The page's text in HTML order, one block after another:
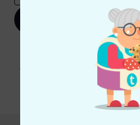
Jetzt
Mit Klick auf „Jetzt anmelden“
Werbung und einer Messung des
Abmeldung ist jederzeit möglich.
*